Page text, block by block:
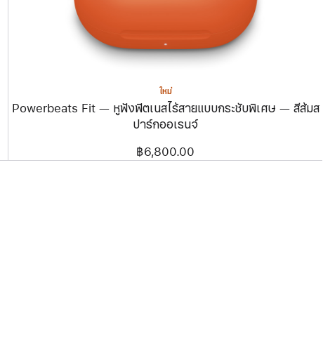
สาย
แบบ
พิเศษ
สี
ส้ม
ปาร์
กอ
ใหม่
Powerbeats Fit — หูฟังฟิตเนสไร้สายแบบกระชับพิเศษ — สีส้มส
ปาร์กออเรนจ์
฿6,800.00